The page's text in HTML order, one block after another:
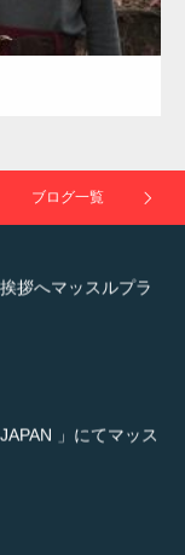
ブログ一覧
拶へマッスルプラ
」にてマッス